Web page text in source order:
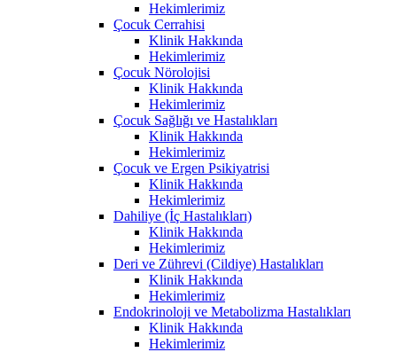
Hekimlerimiz
Çocuk Cerrahisi
Klinik Hakkında
Hekimlerimiz
Çocuk Nörolojisi
Klinik Hakkında
Hekimlerimiz
Çocuk Sağlığı ve Hastalıkları
Klinik Hakkında
Hekimlerimiz
Çocuk ve Ergen Psikiyatrisi
Klinik Hakkında
Hekimlerimiz
Dahiliye (İç Hastalıkları)
Klinik Hakkında
Hekimlerimiz
Deri ve Zührevi (Cildiye) Hastalıkları
Klinik Hakkında
Hekimlerimiz
Endokrinoloji ve Metabolizma Hastalıkları
Klinik Hakkında
Hekimlerimiz